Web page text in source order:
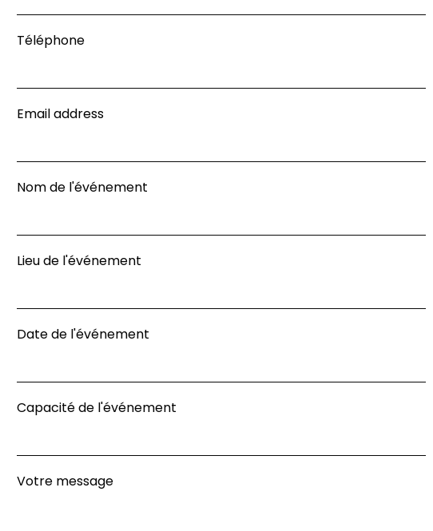
Téléphone
Email address
Nom de l'événement
Lieu de l'événement
Date de l'événement
Capacité de l'événement
Votre message